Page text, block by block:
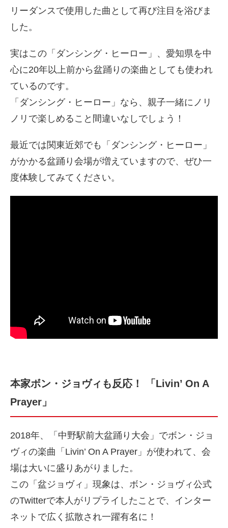
リーダンスで使用した曲として再び注目を浴びま
した。
実はこの「ダンシング・ヒーロー」、愛知県を中
心に20年以上前から盆踊りの楽曲としても使われ
ているのです。
「ダンシング・ヒーロー」なら、親子一緒にノリ
ノリで楽しめること間違いなしでしょう！
最近では関東近郊でも「ダンシング・ヒーロー」
がかかる盆踊り会場が増えていますので、ぜひ一
度体験してみてください。
本家ボン・ジョヴィも反応！ 「Livin’ On A
Prayer」
2018年、「中野駅前大盆踊り大会」でボン・ジョ
ヴィの楽曲「Livin’ On A Prayer」が使われて、会
場は大いに盛りあがりました。
この「盆ジョヴィ」現象は、ボン・ジョヴィ公式
のTwitterで本人がリプライしたことで、インター
ネットで広く拡散され一躍有名に！